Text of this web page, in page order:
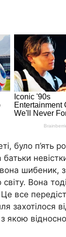
було п’ять
невістки
шибеник,
Вона
все
захотілося
якою